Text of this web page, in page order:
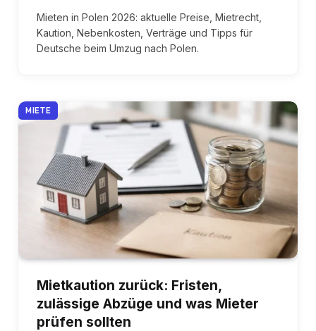
Mieten in Polen 2026: aktuelle Preise, Mietrecht,
Kaution, Nebenkosten, Verträge und Tipps für
Deutsche beim Umzug nach Polen.
MIETE
Mietkaution zurück: Fristen,
zulässige Abzüge und was Mieter
prüfen sollten